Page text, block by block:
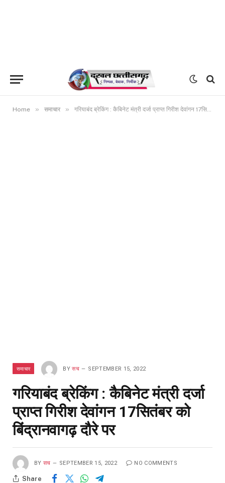
Home » समाचार » गरियाबंद ब्रेकिंग : कैबिनेट मंत्री दर्जा प्राप्त गिरीश देवांगन 17सितंबर को बिंद्रानवागढ़ दौरे पर
समाचार BY सच SEPTEMBER 15, 2022
गरियाबंद ब्रेकिंग : कैबिनेट मंत्री दर्जा
प्राप्त गिरीश देवांगन 17सितंबर को
बिंद्रानवागढ़ दौरे पर
BY सच SEPTEMBER 15, 2022 NO COMMENTS
Share